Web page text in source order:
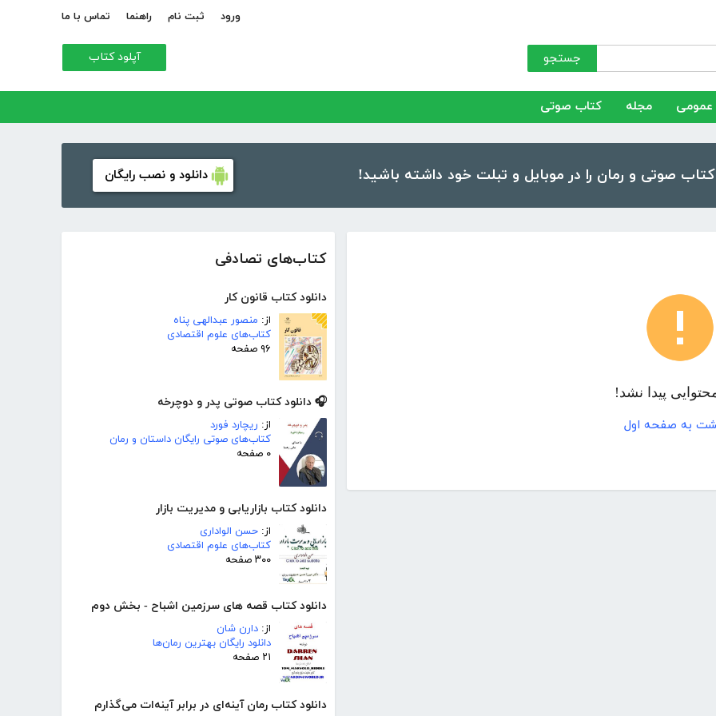
ورود ثبت نام راهنما تماس با ما
جستجو آپلود کتاب
عمومی مجله کتاب صوتی
دانلود و نصب رایگان
کتاب‌های تصادفی
دانلود کتاب قانون کار
از: منصور عبدالهی پناه
کتاب‌های علوم اقتصادی
۹۶ صفحه
🎧 دانلود کتاب صوتی پدر و دوچرخه
از: ریچارد فورد
کتاب‌های صوتی رایگان داستان و رمان
۰ صفحه
دانلود کتاب بازاریابی و مدیریت بازار
از: حسن الواداری
کتاب‌های علوم اقتصادی
۳۰۰ صفحه
دانلود کتاب قصه های سرزمین اشباح - بخش دوم
از: دارن شان
دانلود رایگان بهترین رمان‌ها
۲۱ صفحه
دانلود کتاب رمان آینه‌ای در برابر آینه‌ات می‌گذارم
پیدا نشد!
به صفحه اول